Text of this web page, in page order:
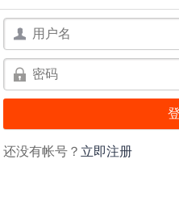
用
户
名：
用
户
还没有帐号？ 立即注册